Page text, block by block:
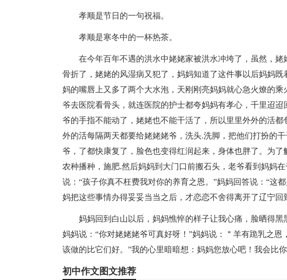
孝顺是节日的一句祝福。
孝顺是寒冬中的一杯热茶。
在今年百年不遇的洪水中姥姥家被洪水冲垮了，虽然，
骨折了，姥姥的风湿病又犯了，妈妈知道了这件事以后妈妈
妈的嘴唇上又多了两个大水泡，天刚刚亮妈妈就心急火燎的
爷去医院看骨头，就连医院的护士都夸妈妈有孝心，千里迢
爷的手指不能动了，姥姥也不能干活了，所以里里外外的活
外的活每隔两天都要给姥姥姥爷，洗头.洗脚，把他们打扮的
爷，了都快康复了，脸色也变得红润起来，身体也胖了。为
农种播种，施肥.然后妈妈到大门口前搬石头，老爷看到妈妈
说：“孩子你真不枉费我对你的养育之恩。”妈妈回答说：“这
妈把这些事情办得妥妥当当之后，才恋恋不舍得离开了辽宁回
妈妈回到白山以后，妈妈憔悴的样子让我心痛，脸晒得
妈妈说：“你对姥姥姥爷可真好呀！”妈妈说：＂羊有跪乳之
该做的比它们好。”我的心里暗暗想：妈妈您放心吧！我会比你
初中作文图文推荐